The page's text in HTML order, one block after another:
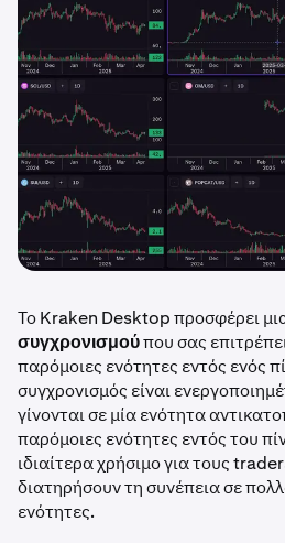
Το Kraken Desktop προσφέρει
συγχρονισμούπου σας
παρόμοιες ενότητες εντός ενός
συγχρονισμός είναι
γίνονται σε μία ενότητα
παρόμοιες ενότητες εντός του
ιδιαίτερα χρήσιμο για τους
διατηρήσουν τη συνέπεια σε
ενότητες.